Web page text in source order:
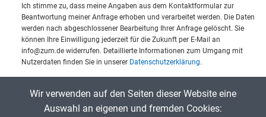
Ich stimme zu, dass meine Angaben aus dem Kontaktformular zur
Beantwortung meiner Anfrage erhoben und verarbeitet werden. Die Daten
werden nach abgeschlossener Bearbeitung Ihrer Anfrage gelöscht. Sie
können Ihre Einwilligung jederzeit für die Zukunft per E-Mail an
info@zum.de widerrufen. Detaillierte Informationen zum Umgang mit
Nutzerdaten finden Sie in unserer Datenschutzerklärung.
Captcha eingeben:
Wir verwenden auf den Seiten dieser Website eine
Auswahl an eigenen und fremden Cookies: